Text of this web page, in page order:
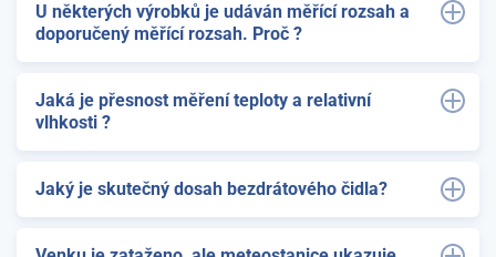
U některých výrobků je udáván měřící rozsah a
doporučený měřící rozsah. Proč ?
Jaká je přesnost měření teploty a relativní
vlhkosti ?
Jaký je skutečný dosah bezdrátového čidla?